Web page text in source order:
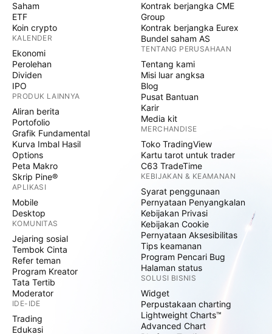
Saham
ETF
Koin crypto
KALENDER
Ekonomi
Perolehan
Dividen
IPO
PRODUK LAINNYA
Aliran berita
Portofolio
Grafik Fundamental
Kurva Imbal Hasil
Options
Peta Makro
Skrip Pine®
APLIKASI
Mobile
Desktop
KOMUNITAS
Jejaring sosial
Tembok Cinta
Refer teman
Program Kreator
Tata Tertib
Moderator
IDE-IDE
Trading
Edukasi
Kontrak berjangka CME
Group
Kontrak berjangka Eurex
Bundel saham AS
TENTANG PERUSAHAAN
Tentang kami
Misi luar angksa
Blog
Pusat Bantuan
Karir
Media kit
MERCHANDISE
Toko TradingView
Kartu tarot untuk trader
C63 TradeTime
KEBIJAKAN & KEAMANAN
Syarat penggunaan
Pernyataan Penyangkalan
Kebijakan Privasi
Kebijakan Cookie
Pernyataan Aksesibilitas
Tips keamanan
Program Pencari Bug
Halaman status
SOLUSI BISNIS
Widget
Perpustakaan charting
Lightweight Charts™
Advanced Chart